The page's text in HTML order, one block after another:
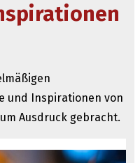
und Inspirationen von
Ausdruck gebracht.